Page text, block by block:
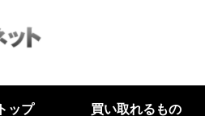
トップ 買い取れるもの